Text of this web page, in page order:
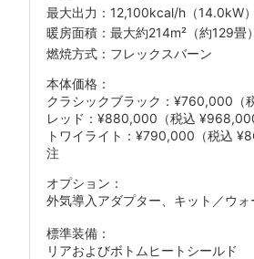
12,100kcal/h（14.0kW）
最大約214m²（約129畳）
燃焼方式：フレックスバーン
クラシックブラック：¥760,000
レッド：¥880,000 （税込
トワイライト：¥790,000 （税込
注
外気導入アダプター、キット／ウ
標準装備：
リアおよびボトムヒートシールド